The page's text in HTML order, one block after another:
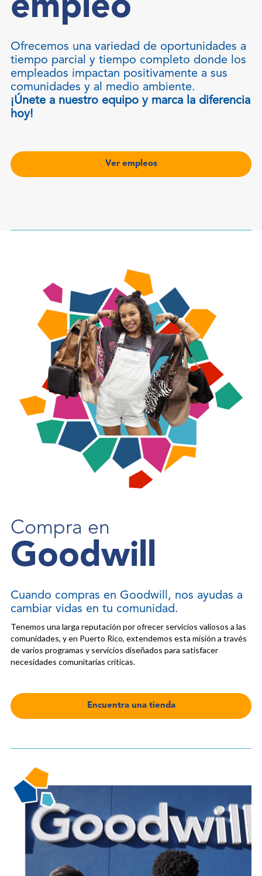
empleo
Ofrecemos una variedad de oportunidades a
tiempo parcial y tiempo completo donde los
empleados impactan positivamente a sus
comunidades y al medio ambiente.
¡Únete a nuestro equipo y marca la diferencia
hoy!
Ver empleos
Compra en
Goodwill
Cuando compras en Goodwill, nos ayudas a
cambiar vidas en tu comunidad.
Tenemos una larga reputación por ofrecer servicios valiosos a las
comunidades, y en Puerto Rico, extendemos esta misión a través
de varios programas y servicios diseñados para satisfacer
necesidades comunitarias críticas.
Encuentra una tienda